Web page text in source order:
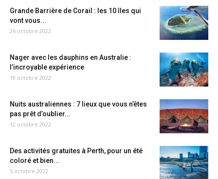
Grande Barrière de Corail : les 10 îles qui
vont vous...
26 octobre 2022
Nager avec les dauphins en Australie :
l’incroyable expérience
19 octobre 2022
Nuits australiennes : 7 lieux que vous n’êtes
pas prêt d’oublier...
12 octobre 2022
Des activités gratuites à Perth, pour un été
coloré et bien...
5 octobre 2022